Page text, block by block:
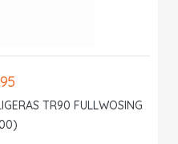
TR90 FULLWOSING